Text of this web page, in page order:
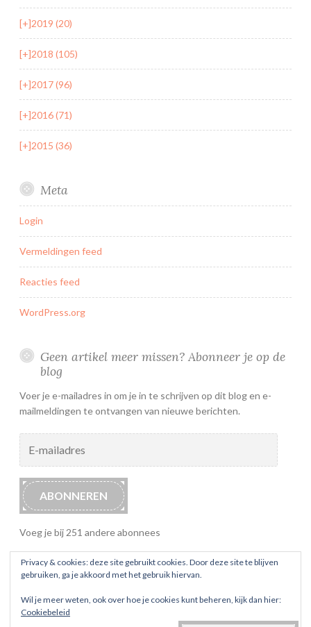
[+]2019 (20)
[+]2018 (105)
[+]2017 (96)
[+]2016 (71)
[+]2015 (36)
Meta
Login
Vermeldingen feed
Reacties feed
WordPress.org
Geen artikel meer missen? Abonneer je op de
blog
Voer je e-mailadres in om je in te schrijven op dit blog en e-
mailmeldingen te ontvangen van nieuwe berichten.
mailadres
ABONNEREN
Voeg je bij 251 andere abonnees
Privacy & cookies: deze site gebruikt cookies. Door deze site te blijven
gebruiken, ga je akkoord met het gebruik hiervan.
Wil je meer weten, ook over hoe je cookies kunt beheren, kijk dan hier:
Cookiebeleid